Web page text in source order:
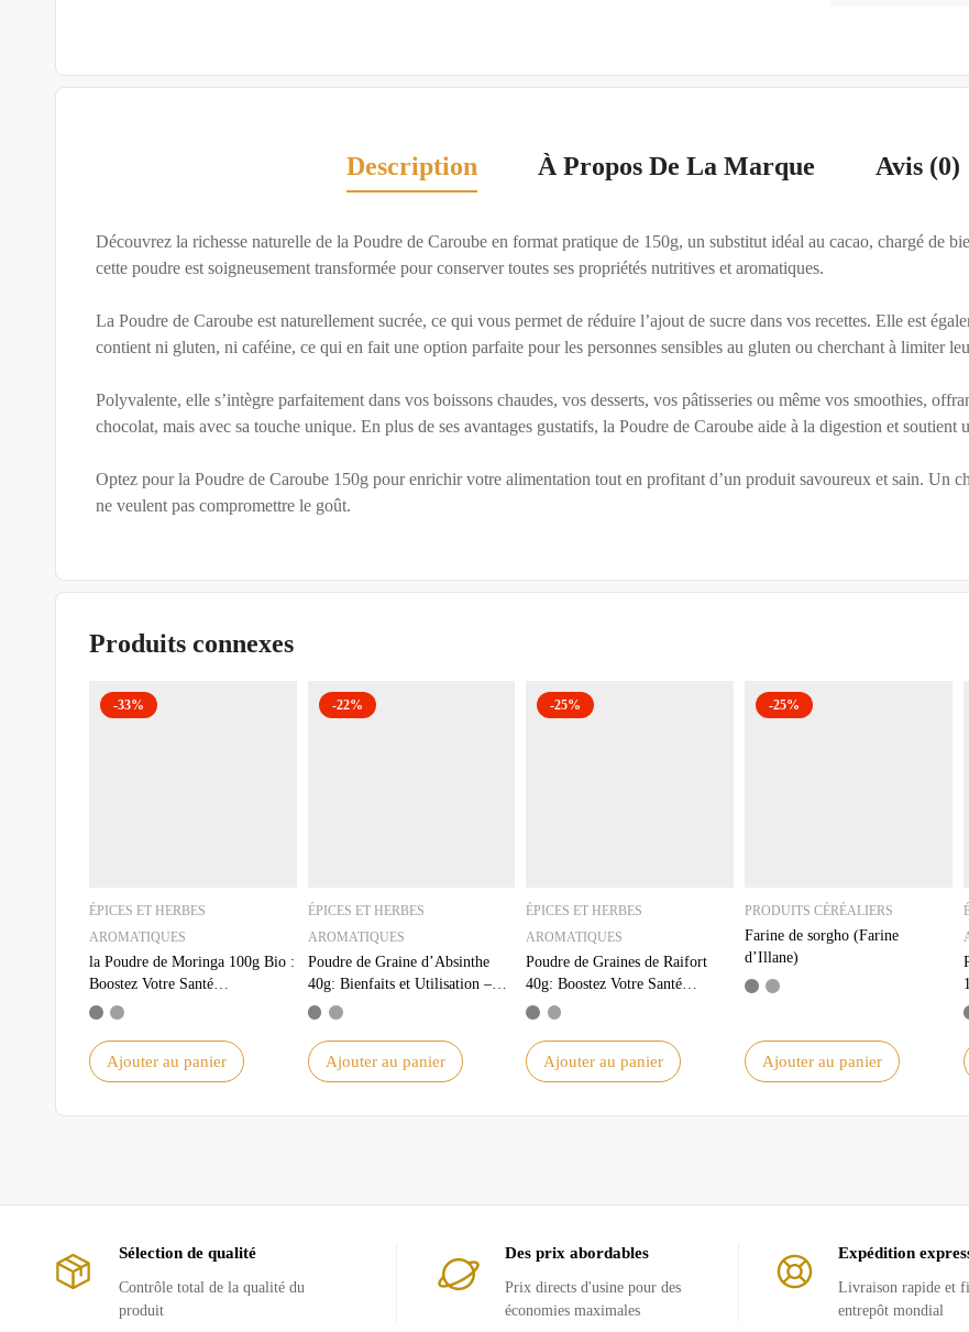
Description À Propos De La Marque Avis (0)
Découvrez la richesse naturelle de la Poudre de Caroube en format pratique de 150g, un substitut idéal au cacao, chargé de
cette poudre est soigneusement transformée pour conserver toutes ses propriétés nutritives et aromatiques.
La Poudre de Caroube est naturellement sucrée, ce qui vous permet de réduire l’ajout de sucre dans vos recettes. Elle est
contient ni gluten, ni caféine, ce qui en fait une option parfaite pour les personnes sensibles au gluten ou cherchant à limiter
Polyvalente, elle s’intègre parfaitement dans vos boissons chaudes, vos desserts, vos pâtisseries ou même vos smoothies,
chocolat, mais avec sa touche unique. En plus de ses avantages gustatifs, la Poudre de Caroube aide à la digestion et soutient
Optez pour la Poudre de Caroube 150g pour enrichir votre alimentation tout en profitant d’un produit savoureux et sain. Un
ne veulent pas compromettre le goût.
Produits connexes
-33%
ÉPICES ET HERBES
AROMATIQUES
la Poudre de Moringa 100g Bio :
Boostez Votre Santé
Naturellement
Ajouter au panier
-22%
ÉPICES ET HERBES
AROMATIQUES
Poudre de Graine d’Absinthe
40g: Bienfaits et Utilisation –
Qualité Supérieure
Ajouter au panier
-25%
ÉPICES ET HERBES
AROMATIQUES
Poudre de Graines de Raifort
40g: Boostez Votre Santé
Naturellement
Ajouter au panier
-25%
PRODUITS CÉRÉALIERS
Farine de sorgho (Farine
d’Illane)
Ajouter au panier
Sélection de qualité
Contrôle total de la qualité du
produit
Des prix abordables
Prix ​​directs d'usine pour des
économies maximales
Expédition
Livraison rapide et
entrepôt mondial